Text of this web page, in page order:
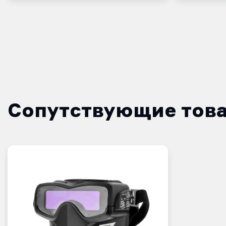
Сопутствующие